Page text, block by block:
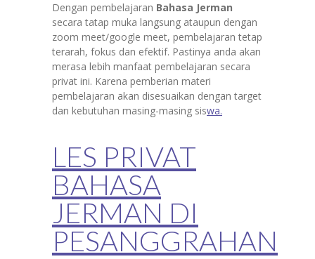
Dengan pembelajaran Bahasa Jerman
secara tatap muka langsung ataupun dengan
zoom meet/google meet, pembelajaran tetap
terarah, fokus dan efektif. Pastinya anda akan
merasa lebih manfaat pembelajaran secara
privat ini. Karena pemberian materi
pembelajaran akan disesuaikan dengan target
dan kebutuhan masing-masing siswa.
LES PRIVAT
BAHASA
JERMAN DI
PESANGGRAHAN